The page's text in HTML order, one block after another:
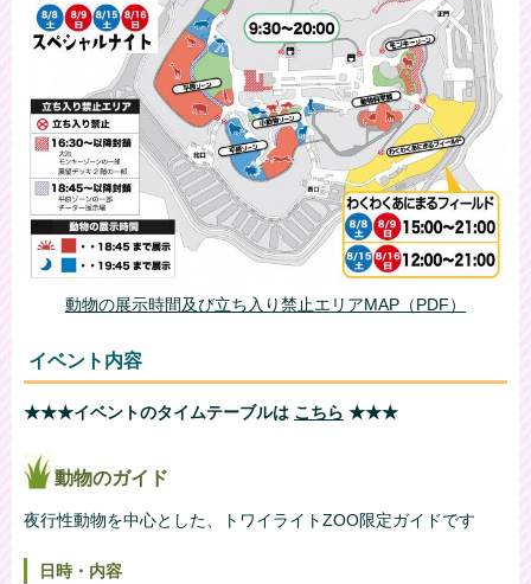
動物の展示時間及び立ち入り禁止エリアMAP（PDF）
イベント内容
★★★イベントのタイムテーブルは こちら ★★★
動物のガイド
夜行性動物を中心とした、トワイライトZOO限定ガイドです
日時・内容